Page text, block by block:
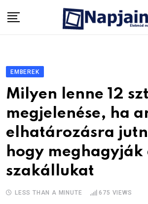
EMBEREK
Milyen lenne 12
megjelenése, ha
elhatározásra
hogy meghagyják
szakállukat
LESS THAN A MINUTE 675 VIEWS